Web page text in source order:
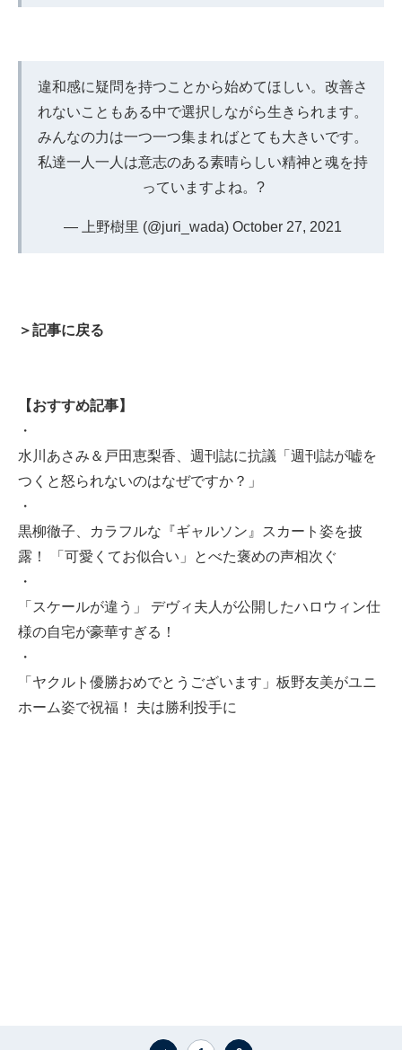
違和感に疑問を持つことから始めてほしい。改善さ
れないこともある中で選択しながら生きられます。
みんなの力は一つ一つ集まればとても大きいです。
私達一人一人は意志のある素晴らしい精神と魂を持
っていますよね。?
— 上野樹里 (@juri_wada) October 27, 2021
＞記事に戻る
【おすすめ記事】
・
水川あさみ＆戸田恵梨香、週刊誌に抗議「週刊誌が嘘を
つくと怒られないのはなぜですか？」
・
黒柳徹子、カラフルな『ギャルソン』スカート姿を披
露！ 「可愛くてお似合い」とべた褒めの声相次ぐ
・
「スケールが違う」 デヴィ夫人が公開したハロウィン仕
様の自宅が豪華すぎる！
・
「ヤクルト優勝おめでとうございます」板野友美がユニ
ホーム姿で祝福！ 夫は勝利投手に